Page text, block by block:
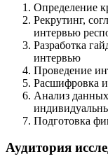
Определение
Рекрутинг,
интервью
Разработка
интервью
Проведение
Расшифровка
Анализ
Подготовка
Аудитория